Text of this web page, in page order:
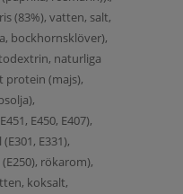
(83%), vatten, salt,
bockhornsklöver),
naturliga
protein (majs),
E450, E407),
E331),
rökarom),
koksalt,